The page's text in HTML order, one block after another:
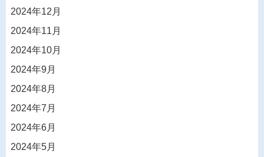
2024年12月
2024年11月
2024年10月
2024年9月
2024年8月
2024年7月
2024年6月
2024年5月